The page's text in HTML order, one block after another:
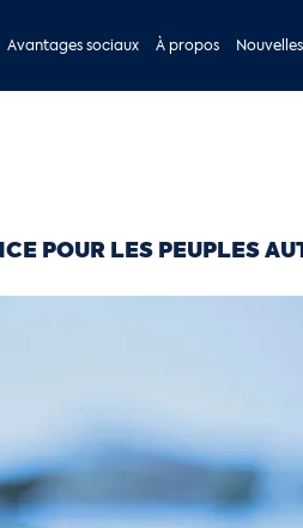
Avantages sociaux À propos
POUR LES PEUPLES